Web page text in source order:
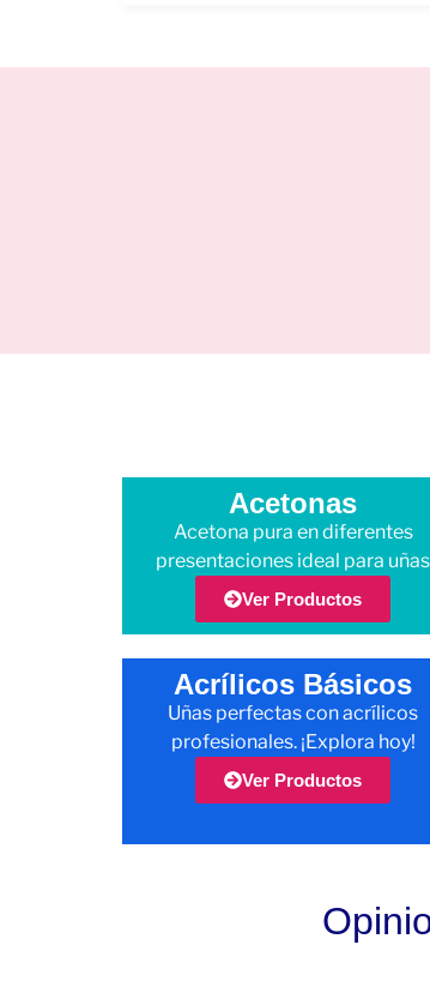
Acetonas
Acetona pura en diferentes
presentaciones ideal para uñas
Ver Productos
Acrílicos Básicos
Uñas perfectas con acrílicos
profesionales. ¡Explora hoy!
Ver Productos